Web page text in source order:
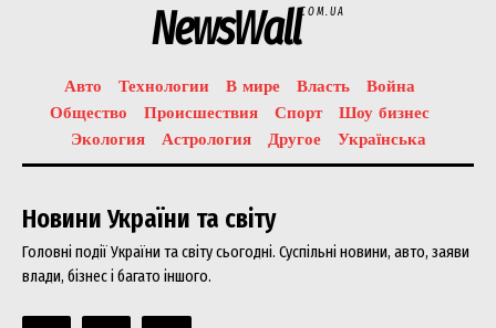
NewsWallCOM.UA
Авто Технологии В мире Власть
Война
Общество
Происшествия Спорт
Шоу бизнес
Экология
Астрология Другое Українська
Новини України та світу
Головні події України та світу сьогодні. Суспільні новини, авто, заяви
влади, бізнес і багато іншого.